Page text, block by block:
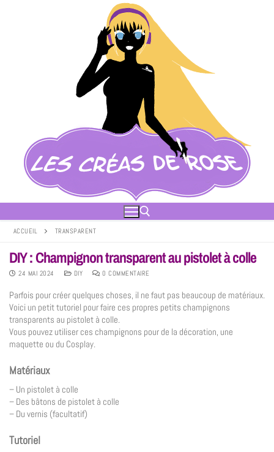
ACCUEIL TRANSPARENT
DIY : Champignon transparent au pistolet à colle
24 MAI 2024 DIY 0 COMMENTAIRE
Parfois pour créer quelques choses, il ne faut pas beaucoup de matériaux.
Voici un petit tutoriel pour faire ces propres petits champignons
transparents au pistolet à colle.
Vous pouvez utiliser ces champignons pour de la décoration, une
maquette ou du Cosplay.
Matériaux
– Un pistolet à colle
– Des bâtons de pistolet à colle
– Du vernis (facultatif)
Tutoriel